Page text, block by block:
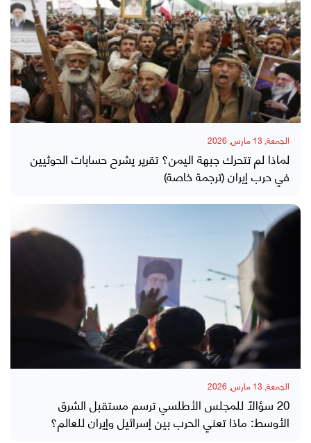
الجمعة, 13 مارس, 2026
لماذا لم تتحرك جبهة اليمن؟ تقرير يشرح حسابات الحوثيين
في حرب إيران (ترجمة خاصة)
الجمعة, 13 مارس, 2026
20 سؤالاً للمجلس الأطلسي ترسم مستقبل الشرق
الأوسط: ماذا تعني الحرب بين إسرائيل وإيران للعالم؟